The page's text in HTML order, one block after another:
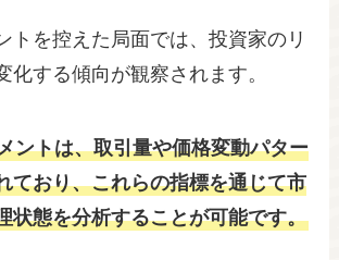
トを控えた局面では、投資家のリ
化する傾向が観察されます。
ントは、取引量や価格変動パター
ており、これらの指標を通じて市
状態を分析することが可能です。